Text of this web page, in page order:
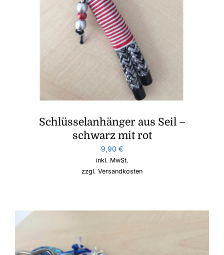
Schlüsselanhänger aus Seil –
schwarz mit rot
9,90 €
inkl. MwSt.
zzgl. Versandkosten